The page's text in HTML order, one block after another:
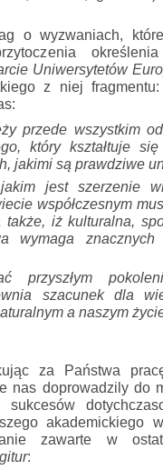
o wyzwaniach,
Uniwersytetów
z niej
przede wszystkim
który kształtuje
jakimi są prawdziwe
jest szerzenie
współczesnym
także, iż kulturalna,
wymaga
przyszłym
szacunek dla
a naszym
za Państwa
nas doprowadzily do
sukcesów
akademickiego
zawarte w
: